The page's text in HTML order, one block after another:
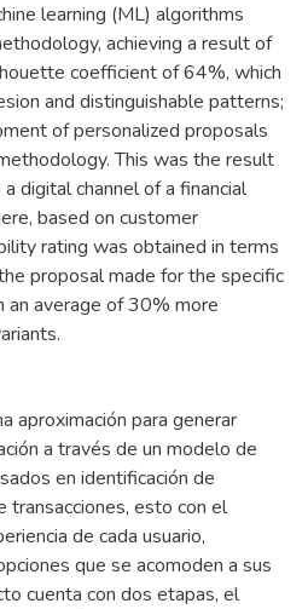
learning (ML) algorithms
achieving a result of
coefficient of 64%, which
and distinguishable patterns;
of personalized proposals
This was the result
digital channel of a financial
based on customer
rating was obtained in terms
proposal made for the specific
an average of 30% more
aproximación para generar
a través de un modelo de
en identificación de
transacciones, esto con el
de cada usuario,
que se acomoden a sus
cuenta con dos etapas, el